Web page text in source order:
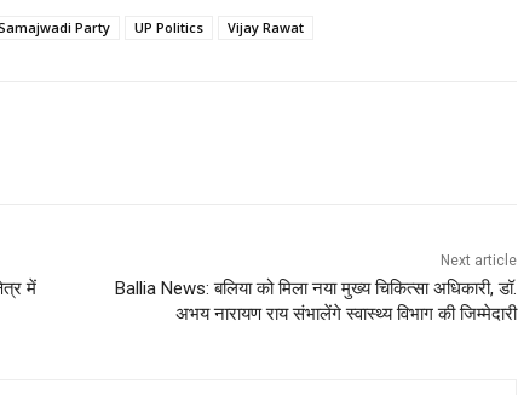
Party UP Politics Vijay Rawat
में
Next article
Ballia News: बलिया को मिला नया मुख्य चिकित्सा अधिकारी, डॉ.
अभय नारायण राय संभालेंगे स्वास्थ्य विभाग की जिम्मेदारी